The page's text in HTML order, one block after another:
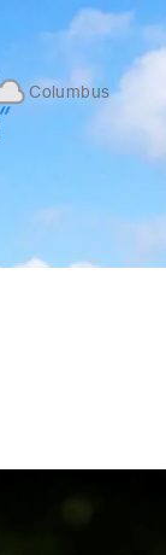
Columbus